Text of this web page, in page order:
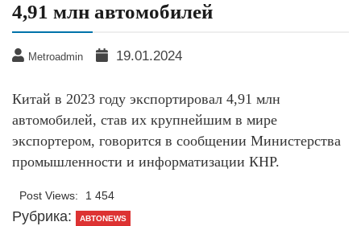
4,91 млн автомобилей
Metroadmin 19.01.2024
Китай в 2023 году экспортировал 4,91 млн
автомобилей, став их крупнейшим в мире
экспортером, говорится в сообщении Министерства
промышленности и информатизации КНР.
Post Views: 1 454
Рубрика: АВТОNEWS